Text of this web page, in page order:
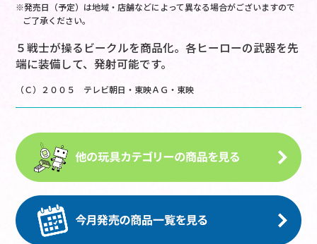
※発売日（予定）は地域・店舗などによって異なる場合がございますので
ご了承ください。
５戦士が操るビークルを商品化。各ヒーローの武器を先
端に装備して、発射可能です。
（Ｃ）２００５ テレビ朝日・東映ＡＧ・東映